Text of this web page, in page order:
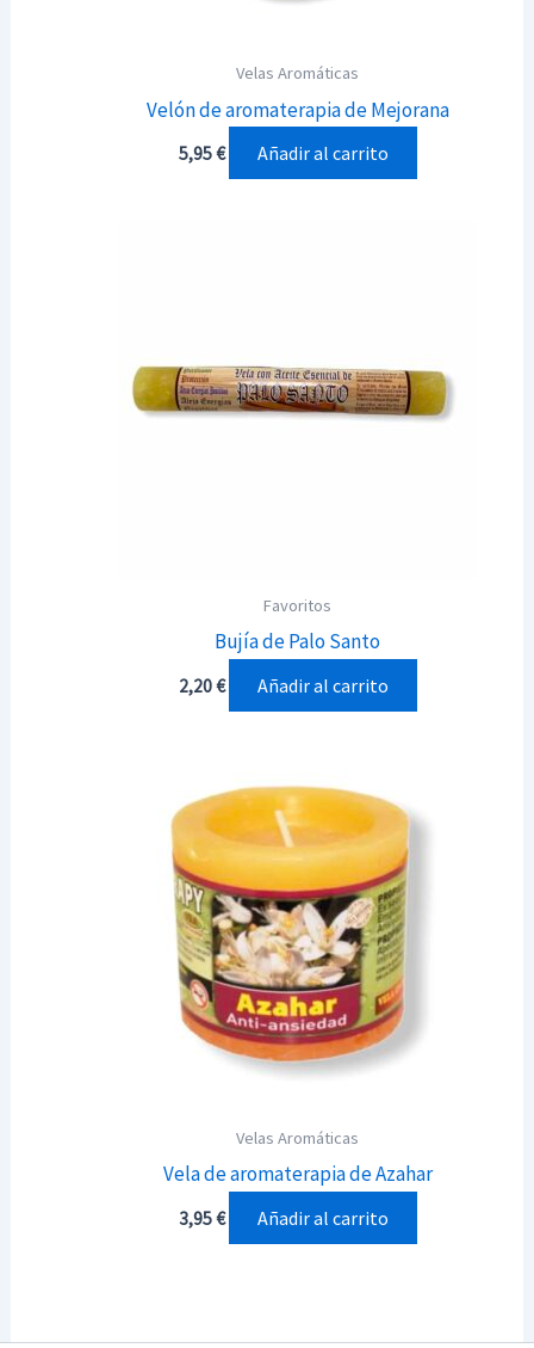
Velas Aromáticas
Velón de aromaterapia de Mejorana
5,95€ Añadir al carrito
Favoritos
Bujía de Palo Santo
2,20€ Añadir al carrito
Velas Aromáticas
Vela de aromaterapia de Azahar
3,95€ Añadir al carrito